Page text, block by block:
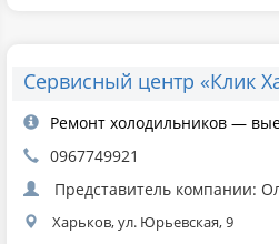
Сервисный центр «Клик
Ремонт холодильников —
0967749921
Представитель компании:
Харьков, ул. Юрьевская, 9